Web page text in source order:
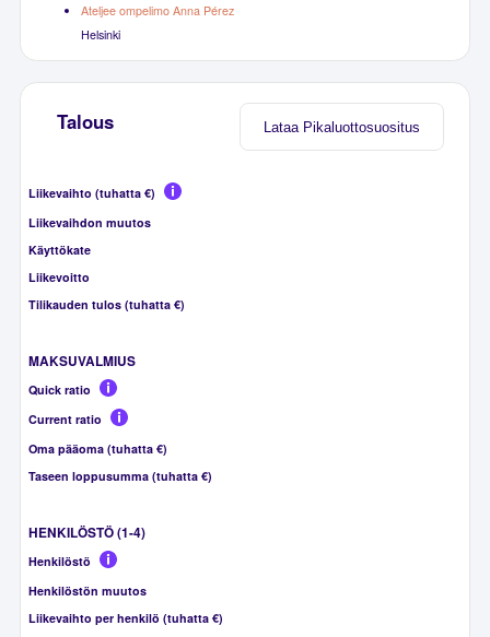
Ateljee ompelimo Anna Pérez
Helsinki
Lataa Pikaluottosuositus
Talous
Liikevaihto (tuhatta €)
Liikevaihdon muutos
Käyttökate
Liikevoitto
Tilikauden tulos (tuhatta €)
MAKSUVALMIUS
Quick ratio
Current ratio
Oma pääoma (tuhatta €)
Taseen loppusumma (tuhatta €)
HENKILÖSTÖ (1-4)
Henkilöstö
Henkilöstön muutos
Liikevaihto per henkilö (tuhatta €)